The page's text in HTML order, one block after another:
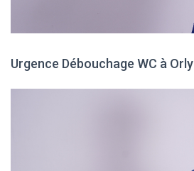
Urgence Débouchage WC à Orly